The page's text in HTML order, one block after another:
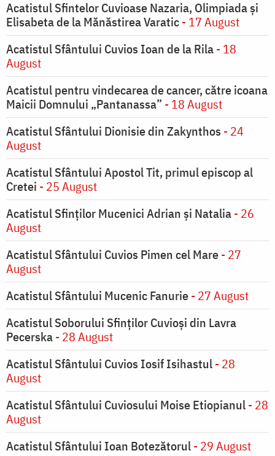
Acatistul Sfintelor Cuvioase Nazaria, Olimpiada și
Elisabeta de la Mănăstirea Varatic- 17 August
Acatistul Sfântului Cuvios Ioan de la Rila- 18
August
Acatistul pentru vindecarea de cancer, către icoana
Maicii Domnului „Pantanassa” - 18 August
Acatistul Sfântului Dionisie din Zakynthos - 24
August
Acatistul Sfântului Apostol Tit, primul episcop al
Cretei - 25 August
Acatistul Sfinților Mucenici Adrian și Natalia- 26
August
Acatistul Sfântului Cuvios Pimen cel Mare- 27
August
Acatistul Sfântului Mucenic Fanurie- 27 August
Acatistul Soborului Sfinților Cuvioși din Lavra
Pecerska- 28 August
Acatistul Sfântului Cuvios Iosif Isihastul- 28
August
Acatistul Sfântului Cuviosului Moise Etiopianul- 28
August
Acatistul Sfântului Ioan Botezătorul- 29 August